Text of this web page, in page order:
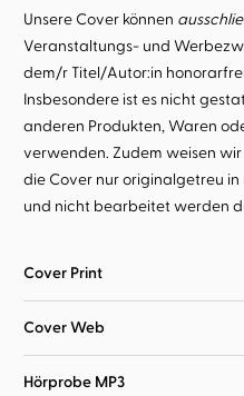
Unsere Cover können
Veranstaltungs- und
dem/r Titel/Autor:in
Insbesondere ist es nicht
anderen Produkten, Waren
verwenden. Zudem weisen
die Cover nur originalgetreu
und nicht bearbeitet werden
Cover Print
Cover Web
Hörprobe MP3